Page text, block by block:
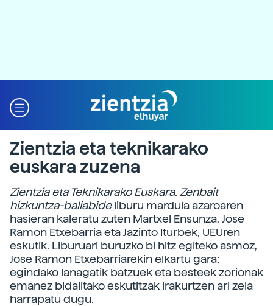
Zientzia eta teknikarako
euskara zuzena
Zientzia eta Teknikarako Euskara. Zenbait
hizkuntza-baliabideliburu mardula azaroaren
hasieran kaleratu zuten Martxel Ensunza, Jose
Ramon Etxebarria eta Jazinto Iturbek, UEUren
eskutik. Liburuari buruzko bi hitz egiteko asmoz,
Jose Ramon Etxebarriarekin elkartu gara;
egindako lanagatik batzuek eta besteek zorionak
emanez bidalitako eskutitzak irakurtzen ari zela
harrapatu dugu.